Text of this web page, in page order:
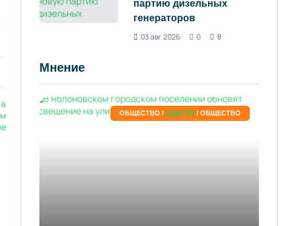
партию дизельных
генераторов
03 авг 2026
0 8
Мнение
ОБЩЕСТВО / АДЫГЕЯ / ОБЩЕСТВО